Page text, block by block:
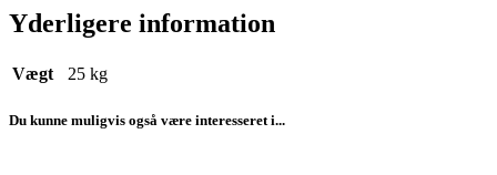
Yderligere information
Vægt 25 kg
Du kunne muligvis også være interesseret i...